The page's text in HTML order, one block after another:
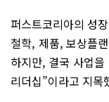
퍼스트코리아의 성
철학, 제품, 보상플
하지만, 결국 사업
리더십”이라고 지목